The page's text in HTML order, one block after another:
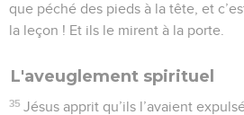
que péché des pieds à la tête, et
la leçon ! Et ils le mirent à la porte.
L'aveuglement spirituel
35 Jésus apprit qu’ils l’avaient